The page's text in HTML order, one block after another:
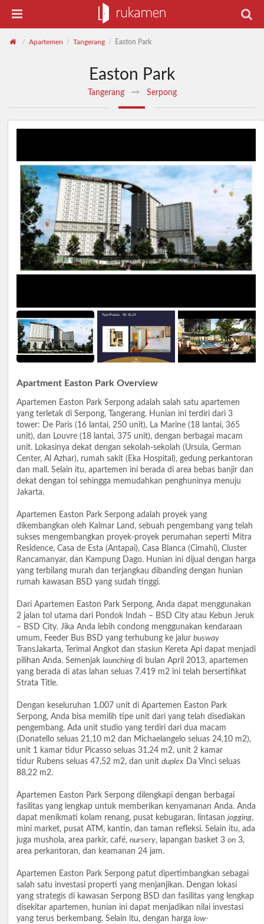
/ Apartemen / Tangerang / Easton Park
Easton Park
Tangerang Serpong
Apartment Easton Park Overview
Apartemen Easton Park Serpong adalah salah satu apartemen
yang terletak di Serpong, Tangerang. Hunian ini terdiri dari 3
tower: De Paris (16 lantai, 250 unit), La Marine (18 lantai, 365
unit), dan Louvre (18 lantai, 375 unit), dengan berbagai macam
unit. Lokasinya dekat dengan sekolah-sekolah (Ursula, German
Center, Al Azhar), rumah sakit (Eka Hospital), gedung perkantoran
dan mall. Selain itu, apartemen ini berada di area bebas banjir dan
dekat dengan tol sehingga memudahkan penghuninya menuju
Jakarta.
Apartemen Easton Park Serpong adalah proyek yang
dikembangkan oleh Kalmar Land, sebuah pengembang yang telah
sukses mengembangkan proyek-proyek perumahan seperti Mitra
Residence, Casa de Esta (Antapai), Casa Blanca (Cimahi), Cluster
Rancamanyar, dan Kampung Dago. Hunian ini dijual dengan harga
yang terbilang murah dan terjangkau dibanding dengan hunian
rumah kawasan BSD yang sudah tinggi.
Dari Apartemen Easton Park Serpong, Anda dapat menggunakan
2 jalan tol utama dari Pondok Indah – BSD City atau Kebun Jeruk
– BSD City. Jika Anda lebih condong menggunakan kendaraan
umum, Feeder Bus BSD yang terhubung ke jalur busway
TransJakarta, Terimal Angkot dan stasiun Kereta Api dapat menjadi
pilihan Anda. Semenjak launching di bulan April 2013, apartemen
yang berada di atas lahan seluas 7.419 m2 ini telah bersertifikat
Strata Title.
Dengan keseluruhan 1.007 unit di Apartemen Easton Park
Serpong, Anda bisa memilih tipe unit dari yang telah disediakan
pengembang. Ada unit studio yang terdiri dari dua macam
(Donatello seluas 21,10 m2 dan Michaelangelo seluas 24,10 m2),
unit 1 kamar tidur Picasso seluas 31,24 m2, unit 2 kamar
tidur Rubens seluas 47,52 m2, dan unit duplex Da Vinci seluas
88,22 m2.
Apartemen Easton Park Serpong dilengkapi dengan berbagai
fasilitas yang lengkap untuk memberikan kenyamanan Anda. Anda
dapat menikmati kolam renang, pusat kebugaran, lintasan jogging,
mini market, pusat ATM, kantin, dan taman refleksi. Selain itu, ada
juga mushola, area parkir, café, nursery, lapangan basket 3 on 3,
area perkantoran, dan keamanan 24 jam.
Apartemen Easton Park Serpong patut dipertimbangkan sebagai
salah satu investasi properti yang menjanjikan. Dengan lokasi
yang strategis di kawasan Serpong BSD dan fasilitas yang lengkap
disekitar apartemen, hunian ini dapat menjadikan nilai investasi
yang terus berkembang. Selain itu, dengan harga low-